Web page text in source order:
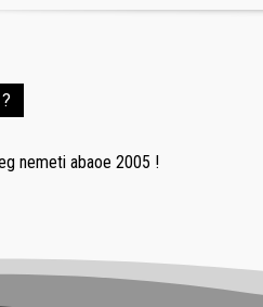
nemeti abaoe 2005 !